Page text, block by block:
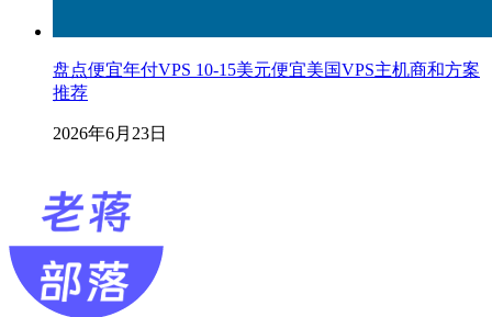
盘点便宜年付VPS 10-15美元便宜美国VPS主机商和方案
推荐
2026年6月23日